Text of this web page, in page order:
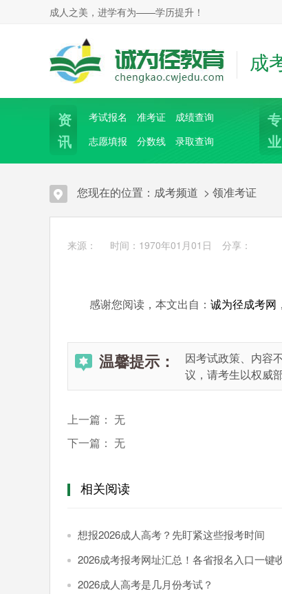
成人之美，进学有为——学历提升！
成
资
讯
考试报名 准考证
成绩查询
志愿填报
分数线 录取查询
专
业
您现在的位置： 成考频道 > 领准考证
来源： 时间：1970年01月01日 分享：
感谢您阅读 ，本文出自： 诚为径成考网
温馨提示：
因考试政策、内容
议，请考生以权威
上一篇： 无
下一篇： 无
相关阅读
想报2026成人高考？先盯紧这些报考时间
2026成考报考网址汇总！各省报名入口一键
2026成人高考是几月份考试？